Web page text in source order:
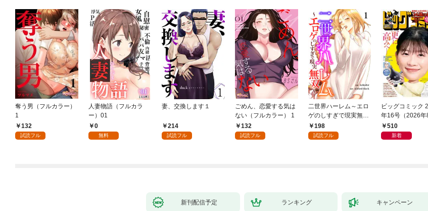
奪う男（フルカラー）
1
132
試読フル
人妻物語（フルカラ
ー）01
0
無料
妻、交換します１
214
試読フル
ごめん、恋愛する気は
ない（フルカラー） 1
132
試読フル
二世界ハーレム～エロ
ゲのしすぎで現実無双
～１198
試読フル
ビッグコミック
年16号（2026年
日発売）
510
新着
新刊配信予定 ランキング キャンペーン